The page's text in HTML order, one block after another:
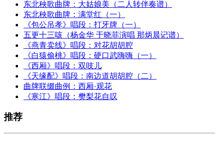
东北秧歌曲牌：大姑娘美（二人转伴奏谱）
东北秧歌曲牌：满堂红（一）
《包公吊孝》唱段：打牙牌（一）
五更十三咳（杨金华 于晓菲演唱 那炳晨记谱）
《燕青卖线》唱段：对花胡胡腔
《白猿偷桃》唱段：硬口武嗨嗨（一）
《西厢》唱段：双吱儿
《天缘配》唱段：南边道胡胡腔（二）
曲牌联缀曲例：西厢·观花
《寒江》唱段：樊梨花自叹
推荐